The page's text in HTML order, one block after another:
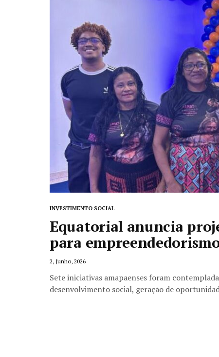
INVESTIMENTO SOCIAL
Equatorial anuncia
para
2, Junho, 2026
Sete iniciativas amapaenses foram
desenvolvimento social, geração de